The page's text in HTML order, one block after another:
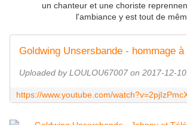
un chanteur et une choriste
l'ambiance y est tout de
Uploaded by LOULOU67007 on 2017-12-10.